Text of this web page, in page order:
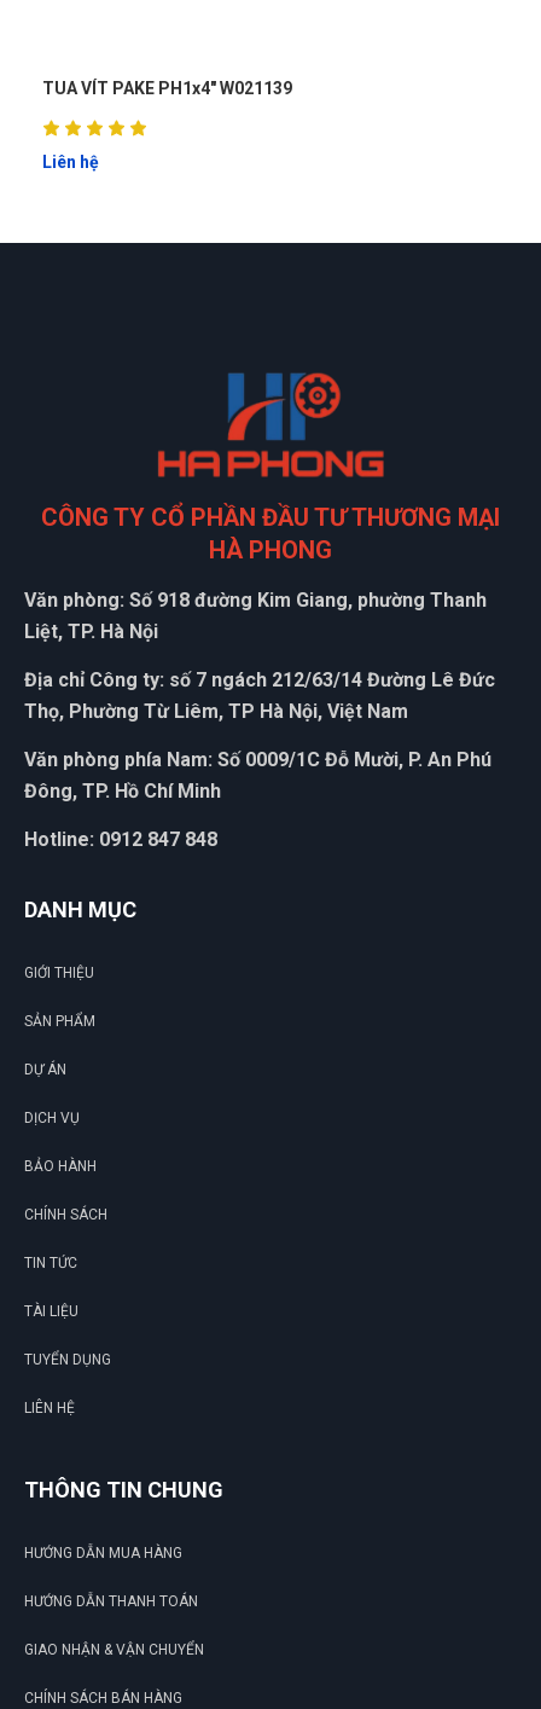
TUA VÍT PAKE PH1x4" W021139
Liên hệ
CÔNG TY CỔ PHẦN ĐẦU TƯ THƯƠNG MẠI
HÀ PHONG
Văn phòng: Số 918 đường Kim Giang, phường Thanh
Liệt, TP. Hà Nội
Địa chỉ Công ty: số 7 ngách 212/63/14 Đường Lê Đức
Thọ, Phường Từ Liêm, TP Hà Nội, Việt Nam
Văn phòng phía Nam: Số 0009/1C Đỗ Mười, P. An Phú
Đông, TP. Hồ Chí Minh
Hotline: 0912 847 848
DANH MỤC
GIỚI THIỆU
SẢN PHẨM
DỰ ÁN
DỊCH VỤ
BẢO HÀNH
CHÍNH SÁCH
TIN TỨC
TÀI LIỆU
TUYỂN DỤNG
LIÊN HỆ
THÔNG TIN CHUNG
HƯỚNG DẪN MUA HÀNG
HƯỚNG DẪN THANH TOÁN
GIAO NHẬN & VẬN CHUYỂN
CHÍNH SÁCH BÁN HÀNG